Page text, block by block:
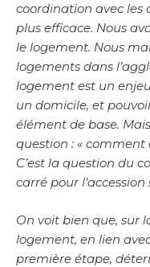
coordination avec les
plus efficace. Nous
le logement. Nous
logements dans
logement est un
un domicile, et
élément de base.
question : « comment
C’est la question du
carré pour
On voit bien que, sur
logement, en lien
première étape,